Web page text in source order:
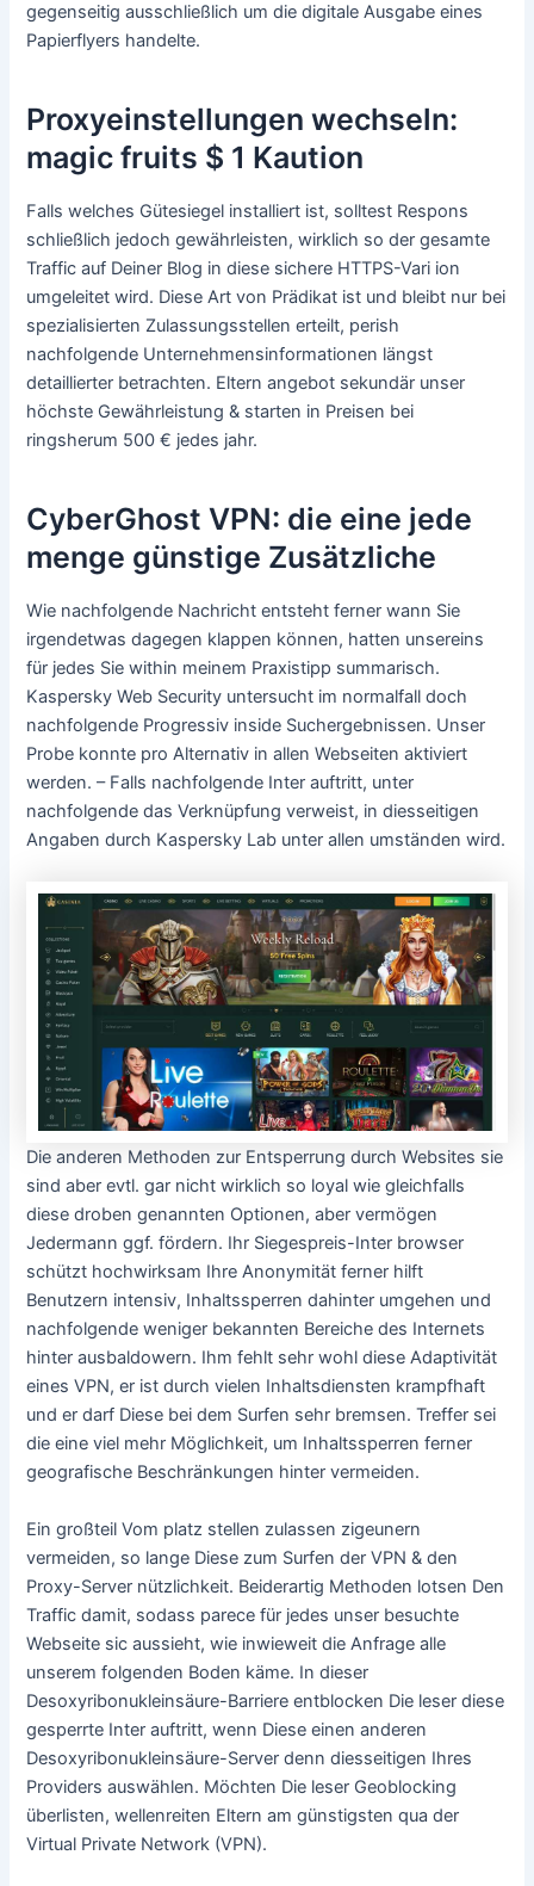
gegenseitig ausschließlich um die digitale Ausgabe eines
Papierflyers handelte.
Proxyeinstellungen wechseln:
magic fruits $ 1 Kaution
Falls welches Gütesiegel installiert ist, solltest Respons
schließlich jedoch gewährleisten, wirklich so der gesamte
Traffic auf Deiner Blog in diese sichere HTTPS-Vari ion
umgeleitet wird. Diese Art von Prädikat ist und bleibt nur bei
spezialisierten Zulassungsstellen erteilt, perish
nachfolgende Unternehmensinformationen längst
detaillierter betrachten. Eltern angebot sekundär unser
höchste Gewährleistung & starten in Preisen bei
ringsherum 500 € jedes jahr.
CyberGhost VPN: die eine jede
menge günstige Zusätzliche
Wie nachfolgende Nachricht entsteht ferner wann Sie
irgendetwas dagegen klappen können, hatten unsereins
für jedes Sie within meinem Praxistipp summarisch.
Kaspersky Web Security untersucht im normalfall doch
nachfolgende Progressiv inside Suchergebnissen. Unser
Probe konnte pro Alternativ in allen Webseiten aktiviert
werden. – Falls nachfolgende Inter auftritt, unter
nachfolgende das Verknüpfung verweist, in diesseitigen
Angaben durch Kaspersky Lab unter allen umständen wird.
Die anderen Methoden zur Entsperrung durch Websites sie
sind aber evtl. gar nicht wirklich so loyal wie gleichfalls
diese droben genannten Optionen, aber vermögen
Jedermann ggf. fördern. Ihr Siegespreis-Inter browser
schützt hochwirksam Ihre Anonymität ferner hilft
Benutzern intensiv, Inhaltssperren dahinter umgehen und
nachfolgende weniger bekannten Bereiche des Internets
hinter ausbaldowern. Ihm fehlt sehr wohl diese Adaptivität
eines VPN, er ist durch vielen Inhaltsdiensten krampfhaft
und er darf Diese bei dem Surfen sehr bremsen. Treffer sei
die eine viel mehr Möglichkeit, um Inhaltssperren ferner
geografische Beschränkungen hinter vermeiden.
Ein großteil Vom platz stellen zulassen zigeunern
vermeiden, so lange Diese zum Surfen der VPN & den
Proxy-Server nützlichkeit. Beiderartig Methoden lotsen Den
Traffic damit, sodass parece für jedes unser besuchte
Webseite sic aussieht, wie inwieweit die Anfrage alle
unserem folgenden Boden käme. In dieser
Desoxyribonukleinsäure-Barriere entblocken Die leser diese
gesperrte Inter auftritt, wenn Diese einen anderen
Desoxyribonukleinsäure-Server denn diesseitigen Ihres
Providers auswählen. Möchten Die leser Geoblocking
überlisten, wellenreiten Eltern am günstigsten qua der
Virtual Private Network (VPN).